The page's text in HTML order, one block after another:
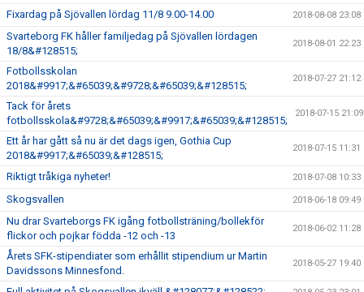
Fixardag på Sjövallen lördag 11/8 9.00-14.00 2018-08-08 23:08
Svarteborg FK håller familjedag på Sjövallen lördagen
18/8&#128515;
2018-08-01 22:23
Fotbollsskolan
2018&#9917;&#65039;&#9728;&#65039;&#128515;
2018-07-27 21:12
Tack för årets
fotbollsskola&#9728;&#65039;&#9917;&#65039;&#128515;
2018-07-15 21:09
Ett år har gått så nu är det dags igen, Gothia Cup
2018&#9917;&#65039;&#128515;
2018-07-15 11:31
Riktigt tråkiga nyheter! 2018-07-08 10:33
Skogsvallen 2018-06-18 09:49
Nu drar Svarteborgs FK igång fotbollsträning/bollekför
flickor och pojkar födda -12 och -13
2018-06-02 11:28
Årets SFK-stipendiater som erhållit stipendium ur Martin
Davidssons Minnesfond.
2018-05-27 19:40